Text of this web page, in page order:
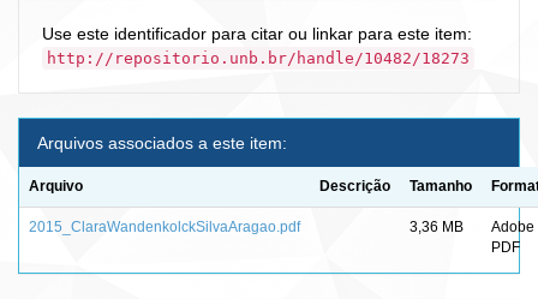
Use este identificador para citar ou linkar para este item:
http://repositorio.unb.br/handle/10482/18273
Arquivos associados a este item:
Arquivo Descrição Tamanho
2015_ClaraWandenkolckSilvaAragao.pdf 3,36 MB
Adobe
PDF